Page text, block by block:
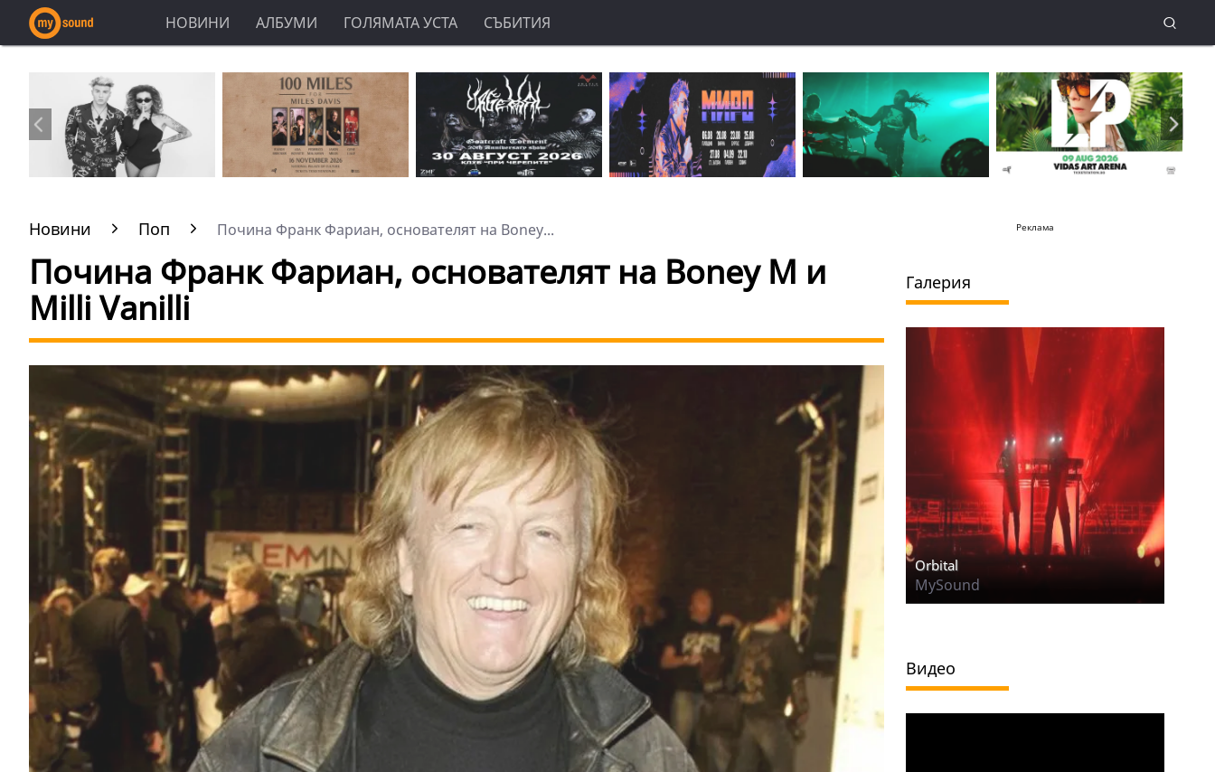
НОВИНИ АЛБУМИ ГОЛЯМАТА УСТА СЪБИТИЯ
Новини Поп Почина Франк Фариан, основателят на Boney...
Почина Франк Фариан, основателят на Boney M и
Milli Vanilli
Реклама
Галерия
Orbital
MySound
Видео